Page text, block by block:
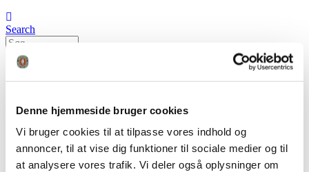
Denne hjemmeside bruger cookies
Vi bruger cookies til at tilpasse vores indhold og
annoncer, til at vise dig funktioner til sociale medier og til
at analysere vores trafik. Vi deler også oplysninger om
Search
FADB
23.03.10 referat b-møde – signed